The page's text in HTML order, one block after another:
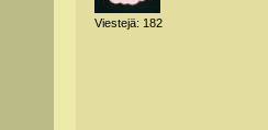
Viestejä: 182